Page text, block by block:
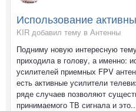
Использование
KIR добавил тему в Антенны
Подниму новую интересную
приходила в голову, а именно:
усилителей приемных FPV
есть активные усилители
ряде случаев позволяют
принимаемого ТВ сигнала и